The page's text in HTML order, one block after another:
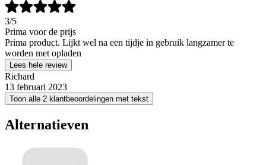
3/5
Prima voor de prijs
Prima product. Lijkt wel na een tijdje in gebruik langzamer te
worden met opladen
Lees hele review
Richard
13 februari 2023
Toon alle 2 klantbeoordelingen met tekst
Alternatieven